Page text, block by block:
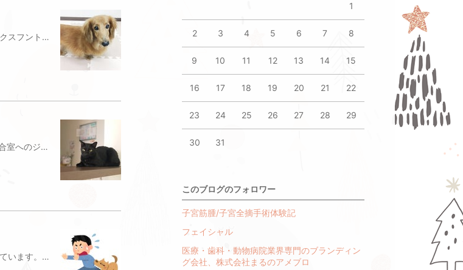
当院では猫のテテちゃんの他にもう一頭、ミニチュアダックスフントの17歳のムサシくんを飼っていますムサシくんは3年前、知り合いの動物病院で保護されたワンちゃんでしたその当時のムサシくんは『会陰ヘルニア』という病気を抱えていたのです『会陰ヘルニア』とは肛門の周りの筋肉の隙間から直腸や膀胱などのお腹の臓器や脂肪が出てしまう病気です見た目は肛門の両側または片側が膨らんだり、排便時に力んでも便が出ない、膀胱がヘルニア部分に入ってしまうとおしっこが出ないなど命にかかわります会陰ヘルニアのリスクとしてはオスが圧倒的に多く、去勢手術をしていないことがあげられますムサシくんも直腸がヘルニア部分からでてしまい、会陰ヘルニア部分は赤い線の部分のように膨らんでいます治療法としては出てしまった臓器を元の位置へ戻し、ヘルニア部分を塞ぐ手術になります当院ではメッシュを使って、ヘルニア部分を塞ぐ手術を行なっていますメッシュは自分の組織ではないので、メッシュや縫合糸に拒否反応を示してしまうこともありますが、ヘルニアの再発率は低い手術ですこれから手術後のお写真を載せますが、お尻のお写真なので、お食事中の方はご遠慮ください手術後の傷跡は痛々しいですが…2週間後には抜糸して傷も治ってきますムサシくんも当院での直腸固定とメッシュによる会陰ヘルニア整復術の手術を経て、現在17歳となった今も元気に過ごしています2年前に猫のテテちゃんが来てからは一緒に遊んだり、ボールを追いかけたりとさらに若返っていますお庭でお散歩したり、日向ぼっこしたり夏にはサマーカットしてスッキリしましたテテちゃんとともに単色なので、インスタ映えは難しいですが（笑）、単色ブラザーズとしてがんばっていますこれからも元気に歳を重ねてもらいたいです杉並区（荻窪・阿佐ヶ谷・下井草）の犬猫を対象にした動物病院平林ペットクリニック杉並区天沼2-32-50333934880
当院では看板猫のテテちゃんを飼っています🐈受付から待合室へのジャンプが大好きで、当院にいらっしゃった方はいきなり猫が待合室に出てきてビックリされた方もいらっしゃると思いますごめんなさいテテちゃんは2年前の5月の終わりに拾われてきましたその時のテテちゃんは1ヶ月齢にも満たない状態で体重は約350g、両眼も赤く腫れ開かない状態でした。食欲はあったのですが下痢がひどく、小さかったため予断を許さない状態だったのですスタッフたちが毎日点眼薬を点眼し、下痢止めのお薬を飲ませ、ごはんとして消化器の療法食を食べさせたり…とすくすくと大きく成長してくれました心配していた下痢もいつの間にか治り、半分あきらめかけていた両眼もだんだんと正常に戻ってきたのです今では右眼の角膜にに少々の曇りはあるものの、見た目はキレイな眼に戻りましたご飯を食べた時、左眼から涙が出てしまうという後遺症は残りましたがでも元気いっぱいのテテちゃんは毎日ネズミのおもちゃんを追いかけて遊んでいます舌をしまい忘れていまうことも多々ありますそれもまた可愛いですね💕ダンボールに入ってみたりなぜかベッドの下で寝てみたりこわい顔で伸びしてみたり日向を探してぼっこしてみたり黒猫のため、インスタ映えは難しいですが、がんばっています当院にいらっしゃったときに、もし待合室にテテちゃんが座っていたときは可愛がってあげてくださいしかし噛み癖もありますので、油断は禁物です杉並区（荻窪・阿佐ヶ谷・下井草）の犬猫を対象にした動物病院平林ペットクリニック杉並区天沼2-32-50333934880
最近は新型コロナウイルスの感染拡大ニュースのであふれています。先日、新型コロナウイルス感染症の致死率はおよそ2%と世界保健機関が発表しましたね切に事態の終息を願います。ところで発症すると致死率ほぼ100%の感染症がありますそれは皆さまご存知の『狂犬病』です世界の特にアジアやアフリカではまだまだ感染リスクがあり、多くの子供が犠牲になっているようです人が狂犬病に感染して死亡する例のほとんどは犬から感染しています日本での狂犬病の発生は1957年に発生を最後に60年以上発生していない清浄国ですこれは日本の検疫制度や毎年接種している狂犬病ワクチン、日本が島国という点で狂犬病を水際で食い止めてくることができましたしかし、今現在世界中を簡単に短時間で移動できる今日、狂犬病がいつ日本に侵入してもおかしくありませんもしも日本で『狂犬病』が発生したら、予防接種を受けていないあなたのワンちゃんは「可愛い家族」という存在から「恐ろしい」存在に変わってしまうかもしれません来月より令和2年度の狂犬病予防接種が始まりますワンちゃんへの狂犬病予防接種はワンちゃんの命を守るだけでなく、飼い主さん家族を守るためのものでもあるのですWHOは「2030年までに人の狂犬病による死亡をゼロにする」ことを目標に掲げていますあなたのワンちゃんに毎年の狂犬病予防接種を受けさせることは、手助けになっていることに間違いありませんちなみに当院で狂犬病予防接種を受けたがんばったワンちゃんには犬用ちゅーるをプレゼントしています杉並区（荻窪・阿佐ヶ谷・下井草）の犬猫を対象にした動物病院平林ペットクリニック杉並区天沼2-32-50333934880
1
2 3 4 5 6 7 8
9 10 11 12 13 14 15
16 17 18 19 20 21 22
23 24 25 26 27 28 29
30 31
このブログのフォロワー
子宮筋腫/子宮全摘手術体験記
フェイシャル
医療・歯科・動物病院業界専門のブランディン
グ会社、株式会社まるのアメブロ